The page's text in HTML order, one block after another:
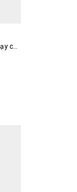
Sữa rửa mặt thuần chay cho da nhạy cảm và mẹ bầu Cow Brand Mutenka 110g & 160ml Nhật Bản